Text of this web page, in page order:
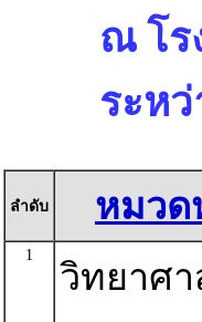
ณ โร
ระหว่
ลำดับ หมวด
1
วิทยาศ